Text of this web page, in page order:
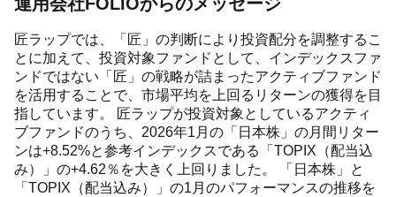
匠ラップでは、「匠」の判断により投資配分を調整するこ
とに加えて、投資対象ファンドとして、インデックスファ
ンドではない「匠」の戦略が詰まったアクティブファンド
を活用することで、市場平均を上回るリターンの獲得を目
指しています。 匠ラップが投資対象としているアクティ
ブファンドのうち、2026年1月の「日本株」の月間リター
ンは+8.52%と参考インデックスである「TOPIX（配当込
み）」の+4.62％を大きく上回りました。 「日本株」と
「TOPIX（配当込み）」の1月のパフォーマンスの推移を